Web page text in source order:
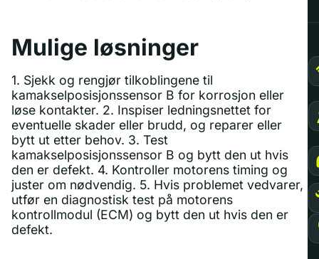
Mulige løsninger
1. Sjekk og rengjør tilkoblingene til
kamakselposisjonssensor B for korrosjon eller
løse kontakter. 2. Inspiser ledningsnettet for
eventuelle skader eller brudd, og reparer eller
bytt ut etter behov. 3. Test
kamakselposisjonssensor B og bytt den ut hvis
den er defekt. 4. Kontroller motorens timing og
juster om nødvendig. 5. Hvis problemet vedvarer,
utfør en diagnostisk test på motorens
kontrollmodul (ECM) og bytt den ut hvis den er
defekt.